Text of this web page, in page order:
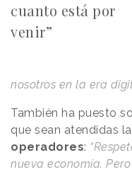
cuanto está por
venir”
nosotros en la era
También ha puesto
que sean atendidas
operadores:
nueva economía.